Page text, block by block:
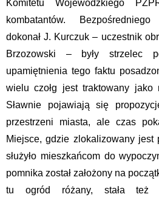
Komitetu Wojewódzkiego
kombatantów.
dokonał J. Kurczuk – uczestnik
Brzozowski – były strzelec
upamiętnienia tego faktu
wielu czołg jest traktowany
Sławnie pojawiają się
przestrzeni miasta, ale czas
Miejsce, gdzie zlokalizowany jest
służyło mieszkańcom do
pomnika został założony na
tu ogród różany, stała też